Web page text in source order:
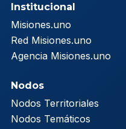
Institucional
Misiones.uno
Red Misiones.uno
Agencia Misiones.uno
Nodos
Nodos Territoriales
Nodos Temáticos